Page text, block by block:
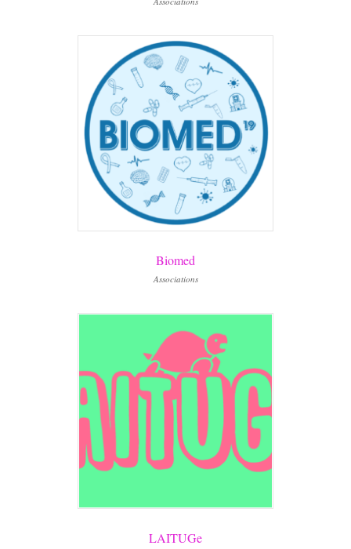
Biomed
Associations
LAITUGe